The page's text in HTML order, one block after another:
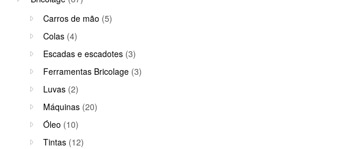
Carros de mão (5)
Colas (4)
Escadas e escadotes (3)
Ferramentas Bricolage (3)
Luvas (2)
Máquinas (20)
Óleo (10)
Tintas (12)